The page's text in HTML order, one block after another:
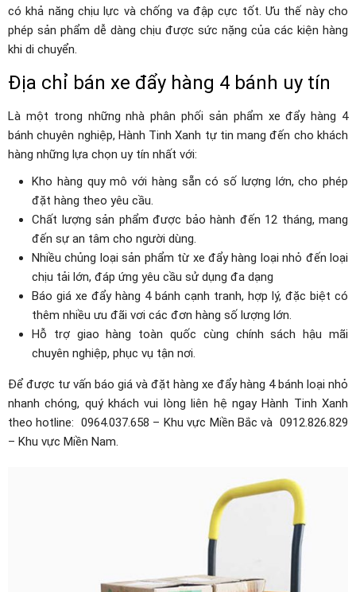
có khả năng chịu lực và chống va đập cực tốt. Ưu thế này cho
phép sản phẩm dễ dàng chịu được sức nặng của các kiện hàng
khi di chuyển.
Địa chỉ bán xe đẩy hàng 4 bánh uy tín
Là một trong những nhà phân phối sản phẩm xe đẩy hàng 4
bánh chuyên nghiệp, Hành Tinh Xanh tự tin mang đến cho khách
hàng những lựa chọn uy tín nhất với:
Kho hàng quy mô với hàng sẵn có số lượng lớn, cho phép
đặt hàng theo yêu cầu.
Chất lượng sản phẩm được bảo hành đến 12 tháng, mang
đến sự an tâm cho người dùng.
Nhiều chủng loại sản phẩm từ xe đẩy hàng loại nhỏ đến loại
chịu tải lớn, đáp ứng yêu cầu sử dụng đa dạng
Báo giá xe đẩy hàng 4 bánh cạnh tranh, hợp lý, đặc biệt có
thêm nhiều ưu đãi vơi các đơn hàng số lượng lớn.
Hỗ trợ giao hàng toàn quốc cùng chính sách hậu mãi
chuyên nghiệp, phục vụ tận nơi.
Để được tư vấn báo giá và đặt hàng xe đẩy hàng 4 bánh loại nhỏ
nhanh chóng, quý khách vui lòng liên hệ ngay Hành Tinh Xanh
theo hotline: 0964.037.658 – Khu vực Miền Bắc và 0912.826.829
– Khu vực Miền Nam.